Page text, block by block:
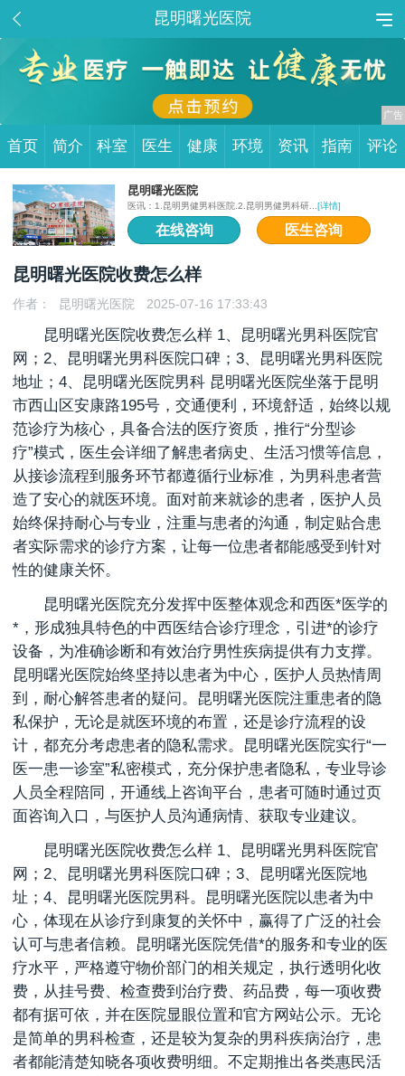
昆明曙光医院
首页 简介 科室 医生 健康 环境 资讯 指南 评论
昆明曙光医院
医讯：1.昆明男健男科医院.2.昆明男健男科研... [详情]
在线咨询 医生咨询
昆明曙光医院收费怎么样
作者： 昆明曙光医院 2025-07-16 17:33:43
昆明曙光医院收费怎么样 1、昆明曙光男科医院官
网；2、昆明曙光男科医院口碑；3、昆明曙光男科医院
地址；4、昆明曙光医院男科 昆明曙光医院坐落于昆明
市西山区安康路195号，交通便利，环境舒适，始终以规
范诊疗为核心，具备合法的医疗资质，推行“分型诊
疗”模式，医生会详细了解患者病史、生活习惯等信息，
从接诊流程到服务环节都遵循行业标准，为男科患者营
造了安心的就医环境。面对前来就诊的患者，医护人员
始终保持耐心与专业，注重与患者的沟通，制定贴合患
者实际需求的诊疗方案，让每一位患者都能感受到针对
性的健康关怀。
昆明曙光医院充分发挥中医整体观念和西医*医学的
*，形成独具特色的中西医结合诊疗理念，引进*的诊疗
设备，为准确诊断和有效治疗男性疾病提供有力支撑。
昆明曙光医院始终坚持以患者为中心，医护人员热情周
到，耐心解答患者的疑问。昆明曙光医院注重患者的隐
私保护，无论是就医环境的布置，还是诊疗流程的设
计，都充分考虑患者的隐私需求。昆明曙光医院实行“一
医一患一诊室”私密模式，充分保护患者隐私，专业导诊
人员全程陪同，开通线上咨询平台，患者可随时通过页
面咨询入口，与医护人员沟通病情、获取专业建议。
昆明曙光医院收费怎么样 1、昆明曙光男科医院官
网；2、昆明曙光男科医院口碑；3、昆明曙光医院地
址；4、昆明曙光医院男科。昆明曙光医院以患者为中
心，体现在从诊疗到康复的关怀中，赢得了广泛的社会
认可与患者信赖。昆明曙光医院凭借*的服务和专业的医
疗水平，严格遵守物价部门的相关规定，执行透明化收
费，从挂号费、检查费到治疗费、药品费，每一项收费
都有据可依，并在医院显眼位置和官方网站公示。无论
是简单的男科检查，还是较为复杂的男科疾病治疗，患
者都能清楚知晓各项收费明细。不定期推出各类惠民活